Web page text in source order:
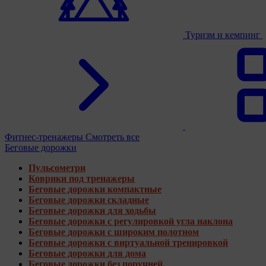
Туризм и кемпинг
Фитнес-тренажеры Смотреть все
Беговые дорожки
Пульсометри
Коврики под тренажеры
Беговые дорожки компактные
Беговые дорожки складные
Беговые дорожки для ходьбы
Беговые дорожки с регулировкой угла наклона
Беговые дорожки с широким полотном
Беговые дорожки с виртуальной тренировкой
Беговые дорожки для дома
Беговые дорожки без поручней.